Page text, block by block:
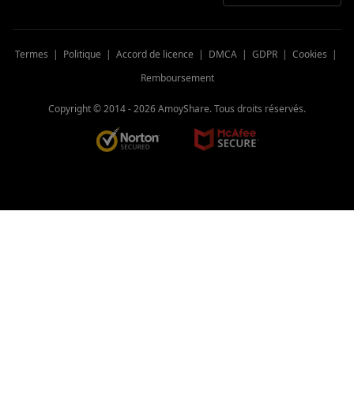
Termes | Politique | Accord de licence | DMCA| GDPR| Cookies |
Remboursement
Copyright © 2014 -2026AmoyShare. Tous droits réservés.